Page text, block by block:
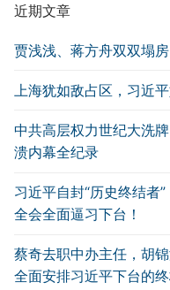
近期文章
贾浅浅、蒋方舟双双塌
上海犹如敌占区，习近
中共高层权力世纪大洗
溃内幕全纪录
习近平自封“历史终结者
全会全面逼习下台！
蔡奇去职中办主任，胡
全面安排习近平下台的